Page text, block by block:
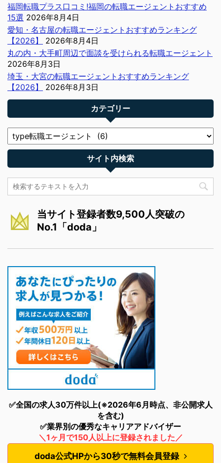
福岡転職プラス口コミ!福岡の転職エージェントおすすめ
15選 2026年8月4日
愛知・名古屋の転職エージェントおすすめランキング
【2026】
2026年8月4日
丸の内・大手町周辺で面談を受けられる転職エージェント
2026年8月3日
埼玉・大宮の転職エージェントおすすめランキング
【2026】
2026年8月3日
カテゴリー
サイト内検索
当サイト登録者数9,500人突破の
No.1「doda」
✅全国の求人30万件以上(※2026年6月時点、非公開求人
を含む)
✅業界別の優秀なキャリアアドバイザー
＼1ヶ月で150人以上に登録されました／
doda公式HPから30秒で無料会員登録